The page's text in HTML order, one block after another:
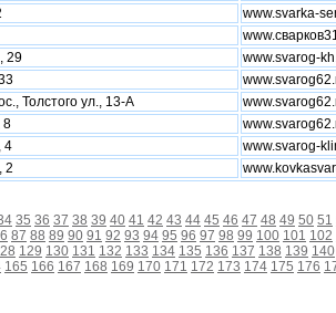
www.svarka-
29
www.svarog-
Толстого ул., 13-А
8
4
www.svarog-
2
35 36 37 38 39 40 41 42 43 44 45 46 47 48 49 50 51
87 88 89 90 91 92 93 94 95 96 97 98 99 100 101 102
129 130 131 132 133 134 135 136 137 138 139 140
165 166 167 168 169 170 171 172 173 174 175 176